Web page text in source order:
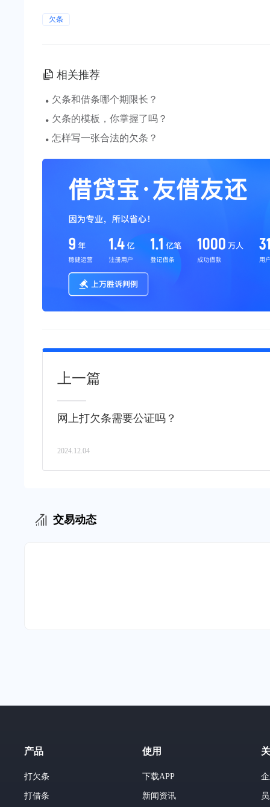
欠条
相关推荐
· 欠条和借条哪个期限长？
· 欠条的模板，你掌握了吗？
· 怎样写一张合法的欠条？
上一篇
网上打欠条需要公证吗？
2024.12.04
交易动态
产品
打欠条
打借条
使用
下载APP
新闻资讯